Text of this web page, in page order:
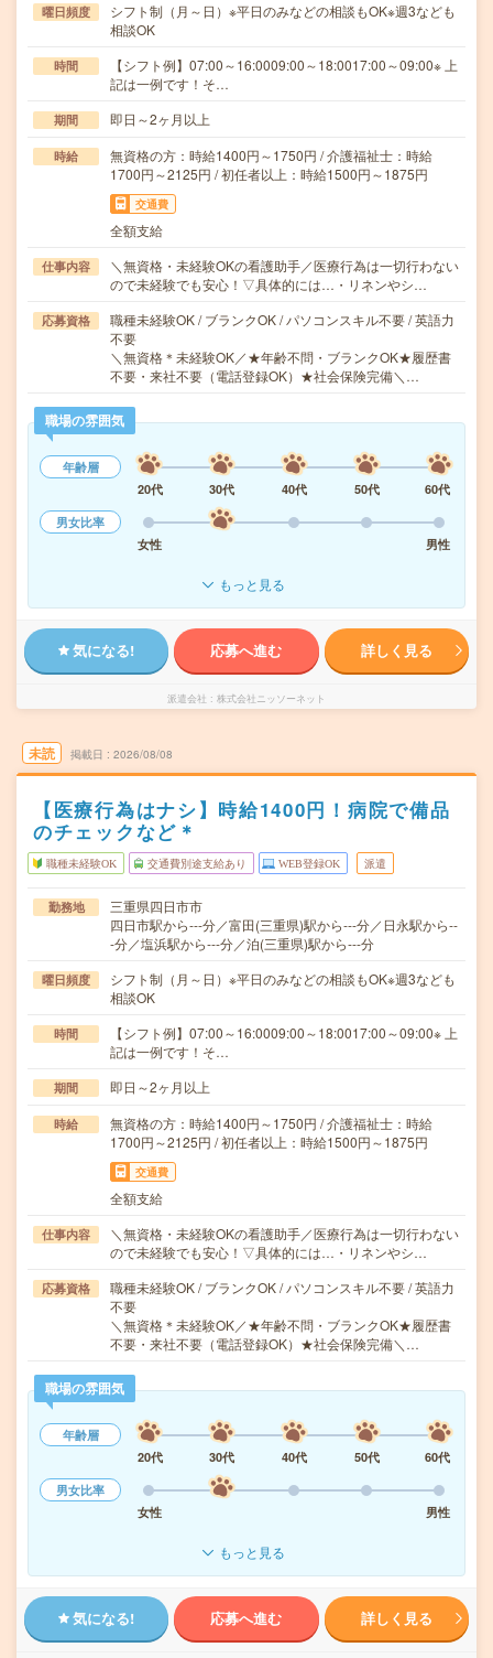
曜日頻度
シフト制（月～日）※平日のみなどの相談もOK※週3なども
相談OK
時間
【シフト例】07:00～16:0009:00～18:0017:00～09:00※ 上
記は一例です！そ…
期間 即日～2ヶ月以上
時給
無資格の方：時給1400円～1750円 / 介護福祉士：時給
1700円～2125円 / 初任者以上：時給1500円～1875円
交通費
全額支給
仕事内容
＼無資格・未経験OKの看護助手／医療行為は一切行わない
ので未経験でも安心！▽具体的には…・リネンやシ…
応募資格
職種未経験OK / ブランクOK / パソコンスキル不要 / 英語力
不要
＼無資格＊未経験OK／★年齢不問・ブランクOK★履歴書
不要・来社不要（電話登録OK）★社会保険完備＼…
職場の雰囲気
年齢層
20代
30代 40代 50代
60代
男女比率
女性
男性
もっと見る
気になる! 応募へ進む 詳しく見る
派遣会社 株式会社ニッソーネット
未読 掲載日 2026/08/08
【医療行為はナシ】時給1400円！病院で備品
のチェックなど＊
職種未経験OK 交通費別途支給あり WEB登録OK 派遣
勤務地
三重県四日市市
四日市駅から---分／富田(三重県)駅から---分／日永駅から--
-分／塩浜駅から---分／泊(三重県)駅から---分
曜日頻度
シフト制（月～日）※平日のみなどの相談もOK※週3なども
相談OK
時間
【シフト例】07:00～16:0009:00～18:0017:00～09:00※ 上
記は一例です！そ…
期間 即日～2ヶ月以上
時給
無資格の方：時給1400円～1750円 / 介護福祉士：時給
1700円～2125円 / 初任者以上：時給1500円～1875円
交通費
全額支給
仕事内容
＼無資格・未経験OKの看護助手／医療行為は一切行わない
ので未経験でも安心！▽具体的には…・リネンやシ…
応募資格
職種未経験OK / ブランクOK / パソコンスキル不要 / 英語力
不要
＼無資格＊未経験OK／★年齢不問・ブランクOK★履歴書
不要・来社不要（電話登録OK）★社会保険完備＼…
職場の雰囲気
年齢層
20代
30代 40代 50代
60代
男女比率
女性
男性
もっと見る
気になる! 応募へ進む 詳しく見る